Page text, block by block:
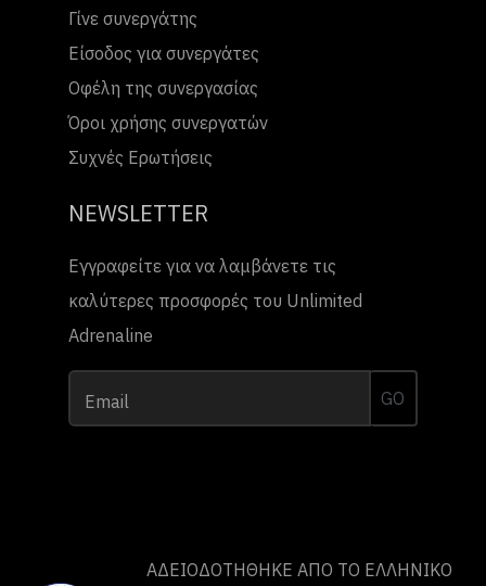
Γίνε συνεργάτης
Είσοδος για συνεργάτες
Οφέλη της συνεργασίας
Όροι χρήσης συνεργατών
Συχνές Ερωτήσεις
NEWSLETTER
Εγγραφείτε για να λαμβάνετε τις
καλύτερες προσφορές του Unlimited
Adrenaline
Email GO
ΑΔΕΙΟΔΟΤΗΘΗΚΕ ΑΠΟ ΤO ΕΛΛΗΝΙΚΟ